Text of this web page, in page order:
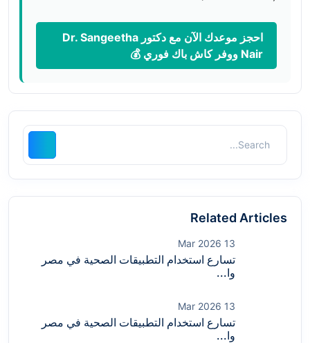
احجز موعدك الآن مع دكتور Dr. Sangeetha
Nair ووفر كاش باك فوري 💰
Related Articles
13 Mar 2026
تسارع استخدام التطبيقات الصحية في مصر
وا...
13 Mar 2026
تسارع استخدام التطبيقات الصحية في مصر
وا...